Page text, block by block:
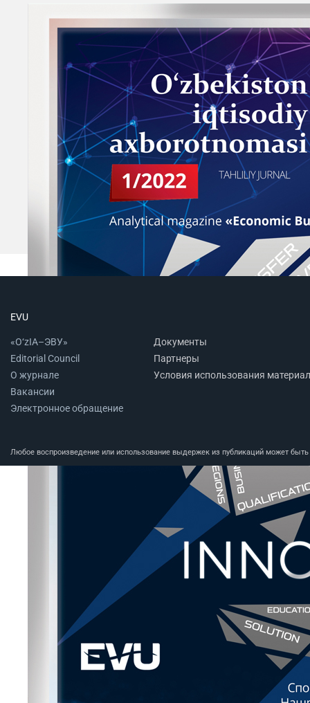
EVU
«O‘zIA–ЭВУ»
Editorial Council
О журнале
Вакансии
Электронное обращение
Документы
Партнеры
Условия использования
Любое воспроизведение или использование выдержек из публикаций может